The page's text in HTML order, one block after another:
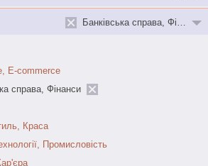
Банківська справа, Фінанси
E-commerce
справа, Фінанси
Краса
Промисловість